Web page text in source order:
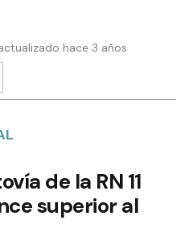
hace 3 años
de la RN 11
superior al